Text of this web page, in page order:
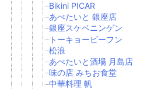
Bikini PICAR
あぺたいと 銀座店
銀座スケベニンゲン
トーキョービーフン
松浪
あぺたいと酒場 月島店
味の店 みちお食堂
中華料理 帆